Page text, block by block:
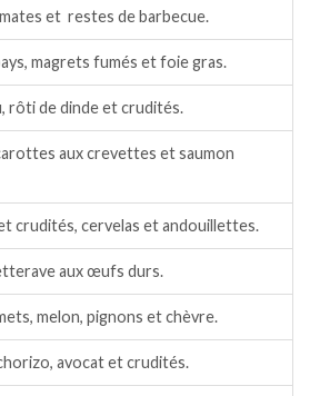
et restes de barbecue.
magrets fumés et foie gras.
rôti de dinde et crudités.
aux crevettes et saumon
crudités, cervelas et andouillettes.
aux œufs durs.
melon, pignons et chèvre.
avocat et crudités.